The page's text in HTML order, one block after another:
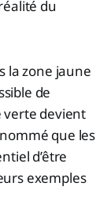
du
la zone jaune
de
verte devient
que les
d’être
exemples